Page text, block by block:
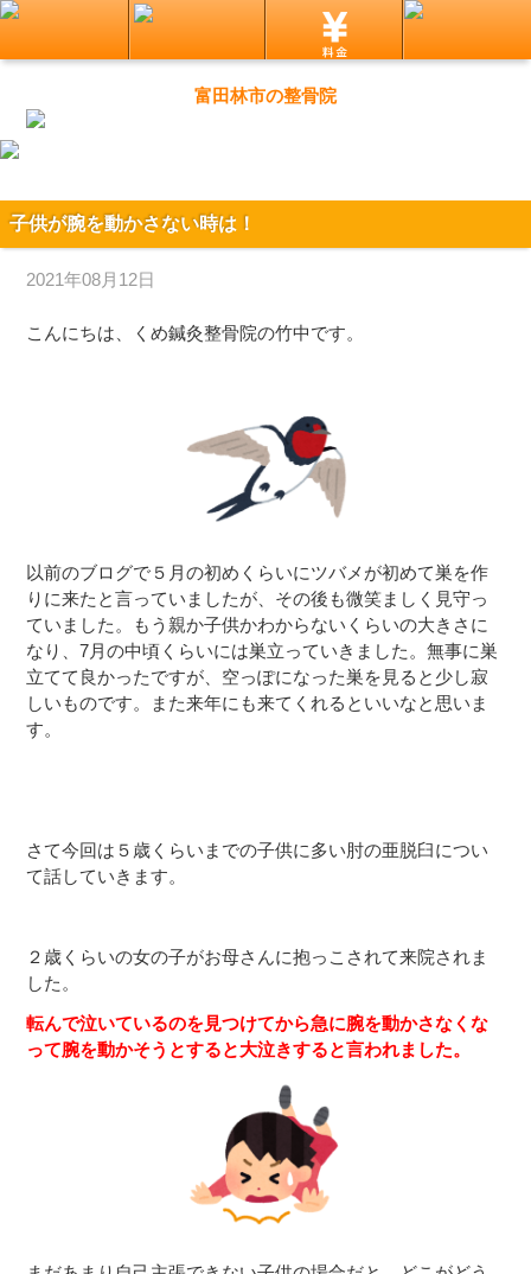
富田林市の整骨院
子供が腕を動かさない時は！
2021年08月12日
こんにちは、くめ鍼灸整骨院の竹中です。
以前のブログで５月の初めくらいにツバメが初めて巣を作
りに来たと言っていましたが、その後も微笑ましく見守っ
ていました。もう親か子供かわからないくらいの大きさに
なり、7月の中頃くらいには巣立っていきました。無事に巣
立てて良かったですが、空っぽになった巣を見ると少し寂
しいものです。また来年にも来てくれるといいなと思いま
す。
さて今回は５歳くらいまでの子供に多い肘の亜脱臼につい
て話していきます。
２歳くらいの女の子がお母さんに抱っこされて来院されま
した。
転んで泣いているのを見つけてから急に腕を動かさなくな
って腕を動かそうとすると大泣きすると言われました。